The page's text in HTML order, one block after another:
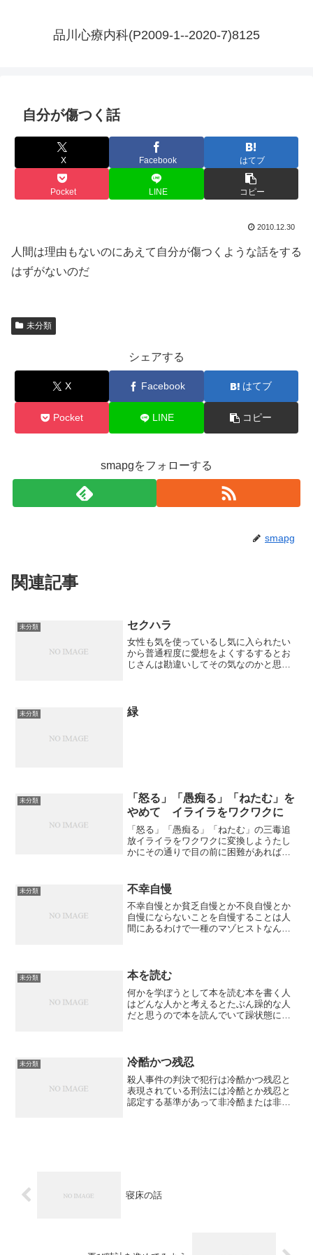
品川心療内科(P2009-1--2020-7)8125
自分が傷つく話
X Facebook はてブ
Pocket LINE コピー
2010.12.30
人間は理由もないのにあえて自分が傷つくような話をする
はずがないのだ
未分類
シェアする
X Facebook はてブ
Pocket LINE コピー
smapgをフォローする
smapg
関連記事
未分類 セクハラ
女性も気を使っているし気に入られたい
から普通程度に愛想をよくするするとお
じさんは勘違いしてその気なのかと思っ
未分類 緑
未分類
「怒る」「愚痴る」「ねたむ」を
やめて イライラをワクワクに
「怒る」「愚痴る」「ねたむ」の三毒追
放イライラをワクワクに変換しようたし
かにその通りで目の前に困難があれば人
ときにワクワクに変わるワクワクに変え
ましょうそれって頭を使え...
未分類 不幸自慢
不幸自慢とか貧乏自慢とか不良自慢とか
自慢にならないことを自慢することは人
間にあるわけで一種のマゾヒストなんだ
な偏差から言ってこういう...
未分類 本を読む
何かを学ぼうとして本を読む本を書く人
はどんな人かと考えるとたぶん躁的な人
だと思うので本を読んでいて躁状態に引
いて、もちろん4時半に...
未分類 冷酷かつ残忍
殺人事件の判決で犯行は冷酷かつ残忍と
表現されている刑法には冷酷とか残忍と
認定する基準があって非冷酷または非残
寝床の話